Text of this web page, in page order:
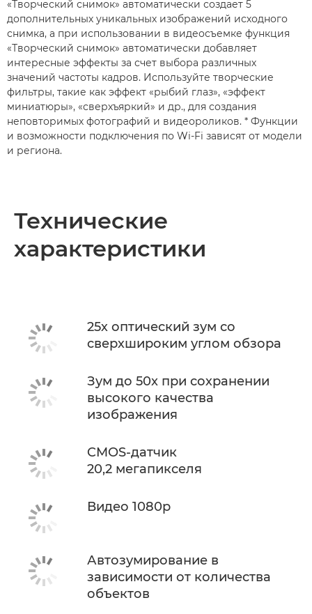
«Творческий снимок» автоматически создает 5
дополнительных уникальных изображений исходного
снимка, а при использовании в видеосъемке функция
«Творческий снимок» автоматически добавляет
интересные эффекты за счет выбора различных
значений частоты кадров. Используйте творческие
фильтры, такие как эффект «рыбий глаз», «эффект
миниатюры», «сверхъяркий» и др., для создания
неповторимых фотографий и видеороликов. * Функции
и возможности подключения по Wi-Fi зависят от модели
и региона.
Технические
характеристики
25х оптический зум со
сверхшироким углом обзора
Зум до 50x при сохранении
высокого качества
изображения
CMOS-датчик
20,2 мегапикселя
Видео 1080p
Автозумирование в
зависимости от количества
объектов